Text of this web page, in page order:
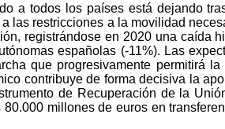
a todos los países está dejando
las restricciones a la movilidad
registrándose en 2020 una caída
españolas (-11%). Las
que progresivamente permitirá
contribuye de forma decisiva la
de Recuperación de la
millones de euros en